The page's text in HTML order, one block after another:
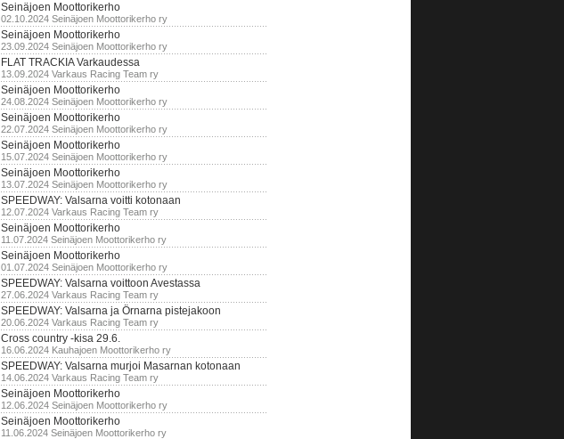
Seinäjoen Moottorikerho
02.10.2024 Seinäjoen Moottorikerho ry
Seinäjoen Moottorikerho
23.09.2024 Seinäjoen Moottorikerho ry
FLAT TRACKIA Varkaudessa
13.09.2024 Varkaus Racing Team ry
Seinäjoen Moottorikerho
24.08.2024 Seinäjoen Moottorikerho ry
Seinäjoen Moottorikerho
22.07.2024 Seinäjoen Moottorikerho ry
Seinäjoen Moottorikerho
15.07.2024 Seinäjoen Moottorikerho ry
Seinäjoen Moottorikerho
13.07.2024 Seinäjoen Moottorikerho ry
SPEEDWAY: Valsarna voitti kotonaan
12.07.2024 Varkaus Racing Team ry
Seinäjoen Moottorikerho
11.07.2024 Seinäjoen Moottorikerho ry
Seinäjoen Moottorikerho
01.07.2024 Seinäjoen Moottorikerho ry
SPEEDWAY: Valsarna voittoon Avestassa
27.06.2024 Varkaus Racing Team ry
SPEEDWAY: Valsarna ja Örnarna pistejakoon
20.06.2024 Varkaus Racing Team ry
Cross country -kisa 29.6.
16.06.2024 Kauhajoen Moottorikerho ry
SPEEDWAY: Valsarna murjoi Masarnan kotonaan
14.06.2024 Varkaus Racing Team ry
Seinäjoen Moottorikerho
12.06.2024 Seinäjoen Moottorikerho ry
Seinäjoen Moottorikerho
11.06.2024 Seinäjoen Moottorikerho ry